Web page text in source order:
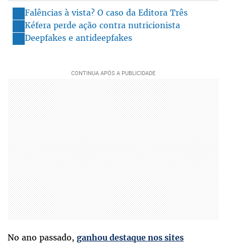
Falências à vista? O caso da Editora Três
Kéfera perde ação contra nutricionista
Deepfakes e antideepfakes
No ano passado, ganhou destaque nos sites